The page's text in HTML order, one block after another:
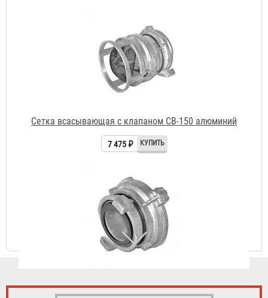
Сетка всасывающая с клапаном СВ-150 алюминий
7 475 ₽
Переходник ГП 125 х 150
5 070 ₽